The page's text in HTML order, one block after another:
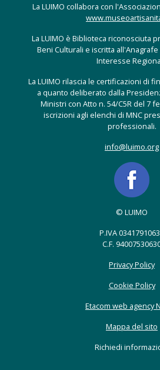
La LUIMO collabora con
La LUIMO è Biblioteca riconosciuta
Beni Culturali e iscritta
Interesse
La LUIMO rilascia le certificazioni di
a quanto deliberato dalla
Ministri con Atto n. 54/C5R del 7
iscrizioni agli elenchi di MNC
professionali.
info@luimo.org
© LUIMO
P.IVA
C.F.
Privacy Policy
Cookie Policy
Etacom web agency
Mappa del sito
Richiedi